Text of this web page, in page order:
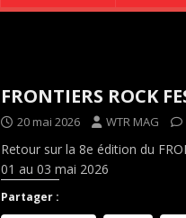
FRONTIERS ROCK
20 mai 2026 WTR MAG
Retour sur la 8e édition du
01 au 03 mai 2026
Partager :